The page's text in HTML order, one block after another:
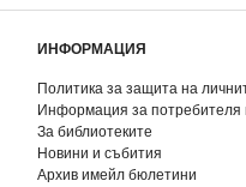
ИНФОРМАЦИЯ
Политика за защита на
Информация за потребителя
За библиотеките
Новини и събития
Архив имейл бюлетини